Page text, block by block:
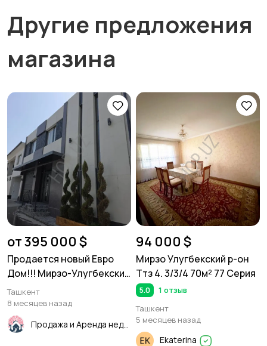
Другие предложения
магазина
от 395 000 $
Продается новый Евро
Дом!!! Мирзо-Улугбекский
район. Центр
луначарского ул. Шукур
Бурханова 3 - уровня Дом.
Площадь 340м²
Ташкент
8 месяцев назад
94 000 $
Мирзо Улугбекский р-он
Ттз 4. 3/3/4 70м² 77 Серия
5.0
1 отзыв
Ташкент
5 месяцев назад
Ekaterina